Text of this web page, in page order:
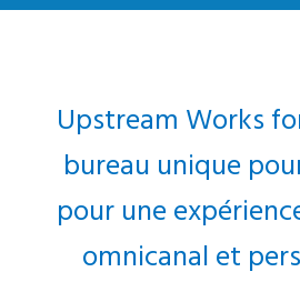
Upstream Works
bureau unique
pour une
omnicanal et